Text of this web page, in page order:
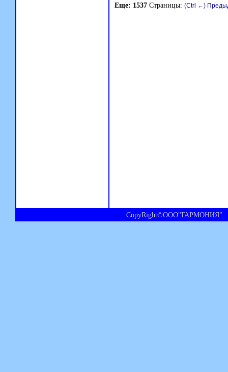
Еще: 1537 Страницы: (Ctrl ←)